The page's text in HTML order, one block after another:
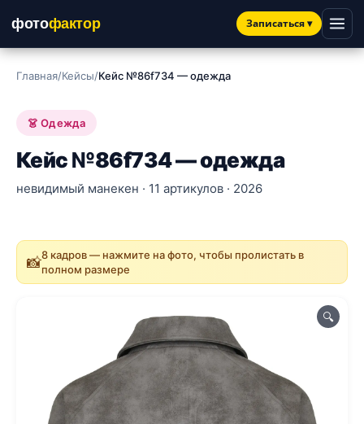
фотофактор Записаться▾
Главная/Кейсы/Кейс №86f734 — одежда
👗 Одежда
Кейс №86f734 — одежда
невидимый манекен · 11 артикулов · 2026
📸8 кадров — нажмите на фото, чтобы пролистать в
полном размере
🔍